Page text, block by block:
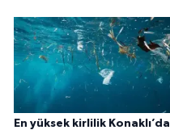
En yüksek kirlilik Konaklı’da